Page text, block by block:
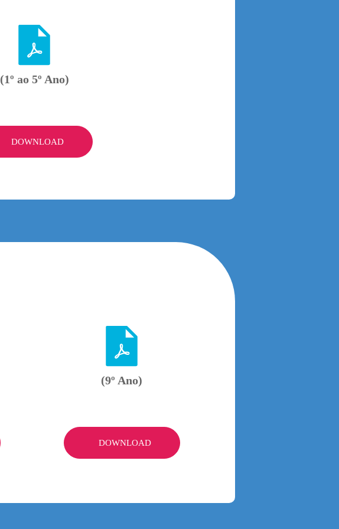
(1º ao 5º Ano)
DOWNLOAD
(9º Ano)
DOWNLOAD